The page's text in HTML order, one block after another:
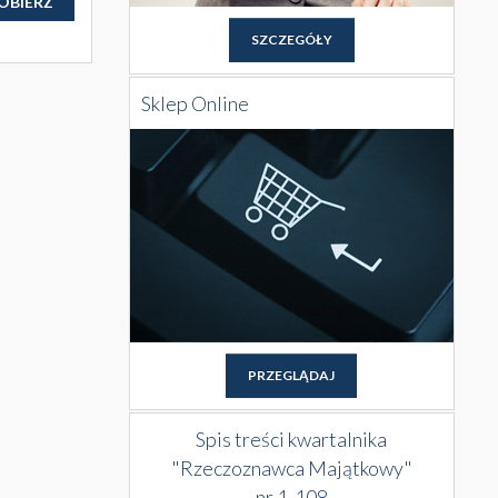
SZCZEGÓŁY
Sklep Online
PRZEGLĄDAJ
Spis treści kwartalnika
"Rzeczoznawca Majątkowy"